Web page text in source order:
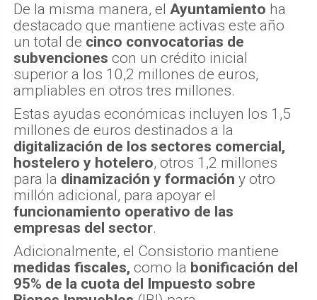
De la misma manera, el Ayuntamiento ha
destacado que mantiene activas este año
un total de cinco convocatorias de
subvenciones con un crédito inicial
superior a los 10,2 millones de euros,
ampliables en otros tres millones.
Estas ayudas económicas incluyen los 1,5
millones de euros destinados a la
digitalización de los sectores comercial,
hostelero y hotelero, otros 1,2 millones
para la dinamización y formación y otro
millón adicional, para apoyar el
funcionamiento operativo de las
empresas del sector.
Adicionalmente, el Consistorio mantiene
medidas fiscales, como la bonificación del
95% de la cuota del Impuesto sobre